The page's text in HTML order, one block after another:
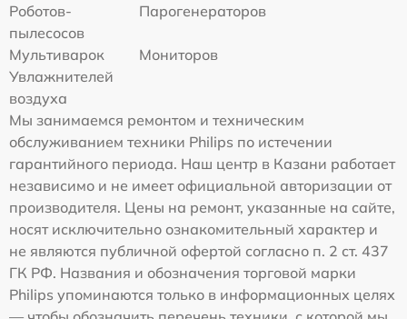
Роботов-
пылесосов
Парогенераторов
Мультиварок
Мониторов
Увлажнителей
воздуха
Мы занимаемся ремонтом и техническим
обслуживанием техники Philips по истечении
гарантийного периода. Наш центр в Казани работает
независимо и не имеет официальной авторизации от
производителя. Цены на ремонт, указанные на сайте,
носят исключительно ознакомительный характер и
не являются публичной офертой согласно п. 2 ст. 437
ГК РФ. Названия и обозначения торговой марки
Philips упоминаются только в информационных целях